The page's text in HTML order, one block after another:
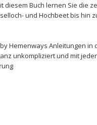
diesem Buch lernen Sie die
und Hochbeet bis hin
Hemenways Anleitungen
unkompliziert und mit